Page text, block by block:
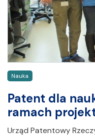
Nauka
Patent dla
ramach
Urząd Patentowy